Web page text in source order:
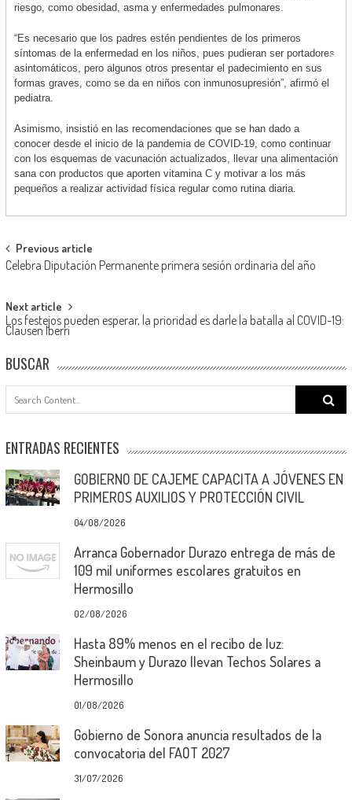
riesgo, como obesidad, asma y enfermedades pulmonares.
“Es necesario que los padres estén pendientes de los primeros
síntomas de la enfermedad en los niños, pues pudieran ser portadores
asintomáticos, pero algunos otros presentar el padecimiento en sus
formas graves, como se da en niños con inmunosupresión”, afirmó el
pediatra.
Asimismo, insistió en las recomendaciones que se han dado a
conocer desde el inicio de la pandemia de COVID-19, como continuar
con los esquemas de vacunación actualizados, llevar una alimentación
sana con productos que aporten vitamina C y motivar a los más
pequeños a realizar actividad física regular como rutina diaria.
Post
navigation
Previous article
Celebra Diputación Permanente primera sesión ordinaria del año
Next article
Los festejos pueden esperar, la prioridad es darle la batalla al COVID-19:
Clausen Iberri
BUSCAR
Search
ENTRADAS RECIENTES
GOBIERNO DE CAJEME CAPACITA A JÓVENES EN
PRIMEROS AUXILIOS Y PROTECCIÓN CIVIL
04/08/2026
Arranca Gobernador Durazo entrega de más de
109 mil uniformes escolares gratuitos en
Hermosillo
02/08/2026
Hasta 89% menos en el recibo de luz:
Sheinbaum y Durazo llevan Techos Solares a
Hermosillo
01/08/2026
Gobierno de Sonora anuncia resultados de la
convocatoria del FAOT 2027
31/07/2026